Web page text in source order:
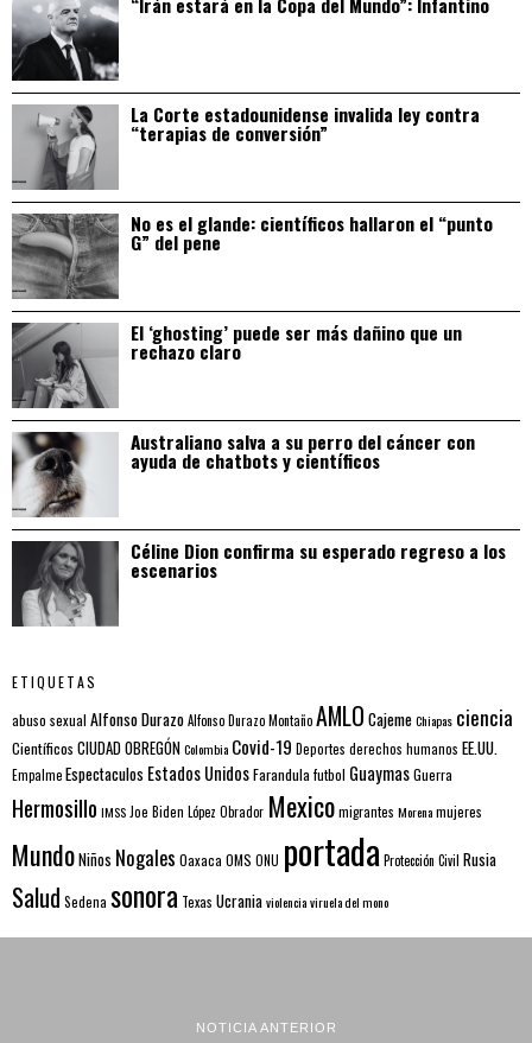
“Irán estará en la Copa del Mundo”: Infantino
La Corte estadounidense invalida ley contra
“terapias de conversión”
No es el glande: científicos hallaron el “punto
G” del pene
El ‘ghosting’ puede ser más dañino que un
rechazo claro
Australiano salva a su perro del cáncer con
ayuda de chatbots y científicos
Céline Dion confirma su esperado regreso a los
escenarios
ETIQUETAS
abuso sexual Alfonso DurazoAlfonso Durazo MontañoAMLO CajemeChiapas ciencia
Científicos CIUDAD OBREGÓNColombia Covid-19 Deportes derechos humanos EE.UU.
EmpalmeEspectaculos Estados UnidosFarandulafutbol GuaymasGuerra
Hermosillo IMSSJoe Biden López Obrador Mexicomigrantes Morenamujeres
MundoNiños Nogales Oaxaca OMS ONU portada Protección Civil Rusia
Salud Sedena sonora Texas Ucraniaviolenciaviruela del mono
NOTICIA ANTERIOR